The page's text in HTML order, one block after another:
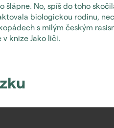
šlápne. No, spíš do toho
biologickou rodinu,
s milým českým
knize Jako liči.